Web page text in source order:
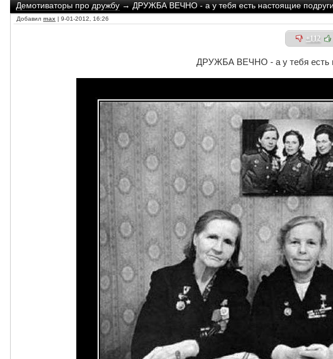
Демотиваторы про дружбу→ ДРУЖБА ВЕЧНО - а у тебя есть настоящие
Добавил max | 9-01-2012, 16:26
+112
ДРУЖБА ВЕЧНО - а у тебя есть